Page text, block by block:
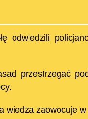
odwiedzili
przestrzegać
wiedza zaowocuje